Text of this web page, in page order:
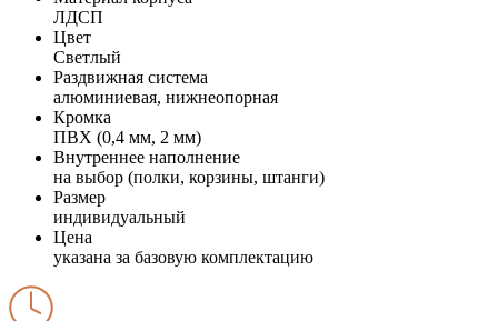
ЛДСП
Цвет
Светлый
Раздвижная система
алюминиевая, нижнеопорная
Кромка
ПВХ (0,4 мм, 2 мм)
Внутреннее наполнение
на выбор (полки, корзины, штанги)
Размер
индивидуальный
Цена
указана за базовую комплектацию